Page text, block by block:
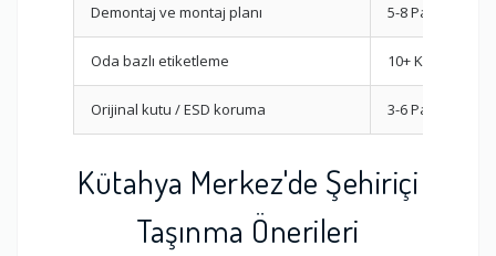
Demontaj ve montaj planı 5-8 Parça
Oda bazlı etiketleme 10+ Koli
Orijinal kutu / ESD koruma 3-6 Parça
Kütahya Merkez'de Şehiriçi
Taşınma Önerileri